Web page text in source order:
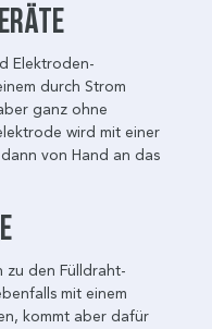
Elektroden-
durch Strom
ganz ohne
wird mit einer
von Hand an das
zu den Fülldraht-
mit einem
kommt aber dafür